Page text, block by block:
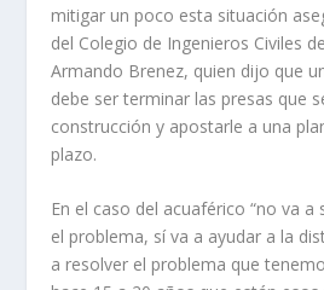
mitigar un poco esta situación
del Colegio de Ingenieros Civiles de
Armando Brenez, quien dijo que
debe ser terminar las presas que
construcción y apostarle a una
plazo.
En el caso del acuaférico “no va
el problema, sí va a ayudar a la
a resolver el problema que